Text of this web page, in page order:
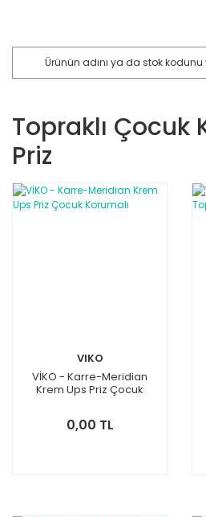
Topraklı Çocuk
Priz
VIKO
VİKO - Karre-Meridian
Krem Ups Priz Çocuk
0,00 TL